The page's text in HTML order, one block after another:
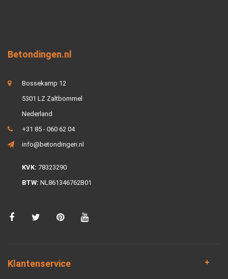
Betondingen.nl
Bossekamp 12
5301 LZ Zaltbommel
Nederland
+31 85 - 060 62 04
info@betondingen.nl
KVK: 78323290
BTW: NL861346762B01
Klantenservice